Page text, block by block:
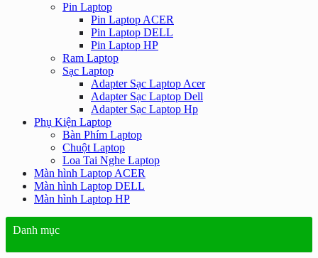
Pin Laptop
Pin Laptop ACER
Pin Laptop DELL
Pin Laptop HP
Ram Laptop
Sạc Laptop
Adapter Sạc Laptop Acer
Adapter Sạc Laptop Dell
Adapter Sạc Laptop Hp
Phụ Kiện Laptop
Bàn Phím Laptop
Chuột Laptop
Loa Tai Nghe Laptop
Màn hình Laptop ACER
Màn hình Laptop DELL
Màn hình Laptop HP
Danh mục